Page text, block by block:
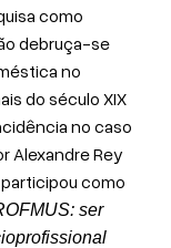
como
debruça-se
no
do século XIX
no caso
Alexandre Rey
participou como
ser